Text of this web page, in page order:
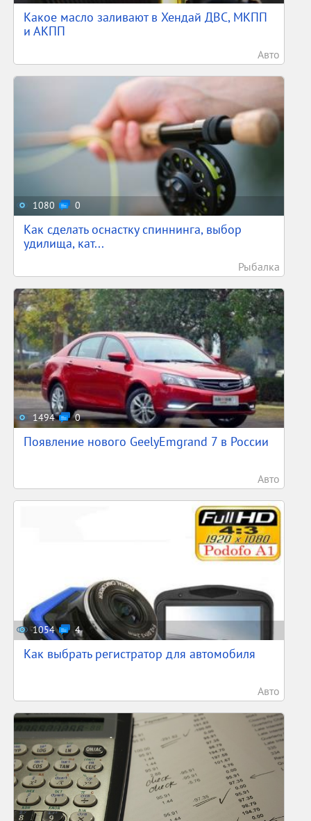
Какое масло заливают в Хендай ДВС, МКПП
и АКПП
Авто
1080 0
Как сделать оснастку спиннинга, выбор
удилища, кат...
Рыбалка
1494 0
Появление нового GeelyEmgrand 7 в России
Авто
1054 4
Как выбрать регистратор для автомобиля
Авто